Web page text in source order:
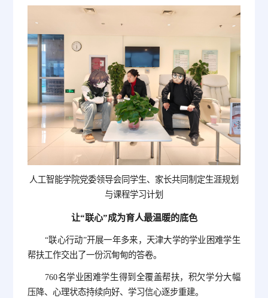
人工智能学院党委领导会同学生、家长共同制定生涯规划
与课程学习计划
让“联心”成为育人最温暖的底色
“联心行动”开展一年多来，天津大学的学业困难学生
帮扶工作交出了一份沉甸甸的答卷。
760名学业困难学生得到全覆盖帮扶，积欠学分大幅
压降、心理状态持续向好、学习信心逐步重建。